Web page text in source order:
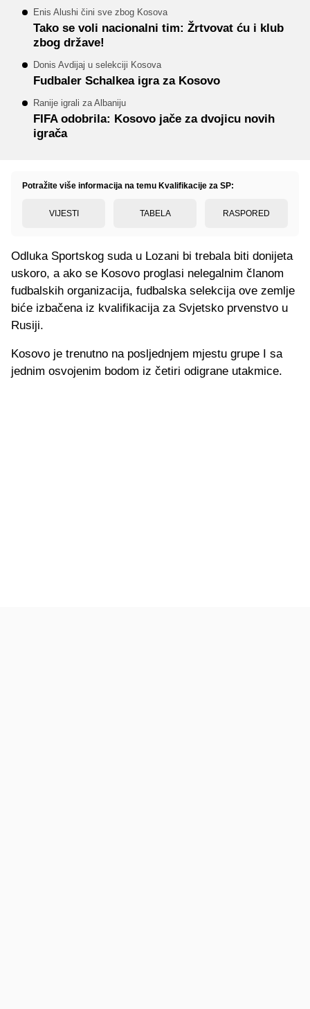
Enis Alushi čini sve zbog Kosova
Tako se voli nacionalni tim: Žrtvovat ću i klub
zbog države!
Donis Avdijaj u selekciji Kosova
Fudbaler Schalkea igra za Kosovo
Ranije igrali za Albaniju
FIFA odobrila: Kosovo jače za dvojicu novih
igrača
Potražite više informacija na temu Kvalifikacije za SP:
VIJESTI TABELA RASPORED
Odluka Sportskog suda u Lozani bi trebala biti donijeta
uskoro, a ako se Kosovo proglasi nelegalnim članom
fudbalskih organizacija, fudbalska selekcija ove zemlje
biće izbačena iz kvalifikacija za Svjetsko prvenstvo u
Rusiji.
Kosovo je trenutno na posljednjem mjestu grupe I sa
jednim osvojenim bodom iz četiri odigrane utakmice.